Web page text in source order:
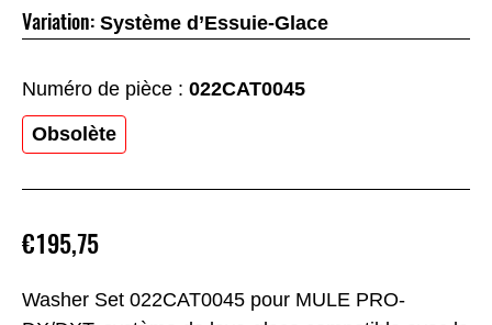
Washer Set 022CAT0045 pour MULE PRO-
€195,75
Variation: Système d’Essuie-Glace
Numéro de pièce : 022CAT0045
Obsolète